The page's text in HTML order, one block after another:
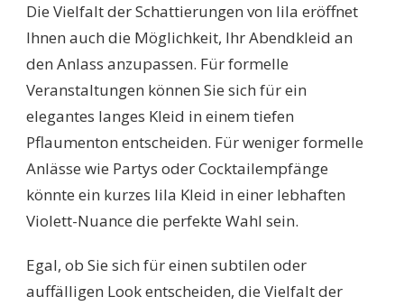
Die Vielfalt der Schattierungen von lila eröffnet
Ihnen auch die Möglichkeit, Ihr Abendkleid an
den Anlass anzupassen. Für formelle
Veranstaltungen können Sie sich für ein
elegantes langes Kleid in einem tiefen
Pflaumenton entscheiden. Für weniger formelle
Anlässe wie Partys oder Cocktailempfänge
könnte ein kurzes lila Kleid in einer lebhaften
Violett-Nuance die perfekte Wahl sein.
Egal, ob Sie sich für einen subtilen oder
auffälligen Look entscheiden, die Vielfalt der